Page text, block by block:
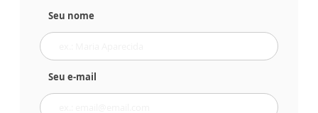
Seu nome
Seu e-mail